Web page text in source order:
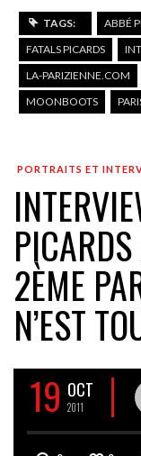
TAGS: ABBÉ
FATALS PICARDS
LA-PARIZIENNE.COM
MOONBOOTS
PORTRAITS ET
2ÈME
N’EST
19 OCT
2011